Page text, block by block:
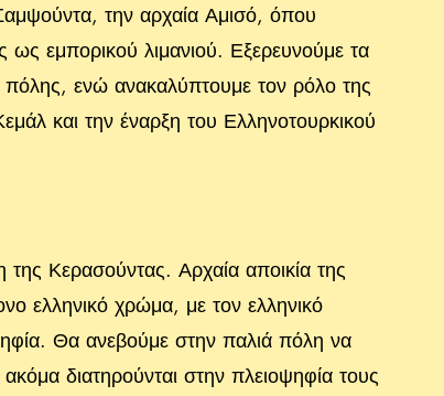
την αρχαία Αμισό, όπου
ως εμπορικού λιμανιού. Εξερευνούμε τα
πόλης, ενώ ανακαλύπτουμε τον ρόλο της
και την έναρξη του Ελληνοτουρκικού
Κερασούντας. Αρχαία αποικία της
ελληνικό χρώμα, με τον ελληνικό
Θα ανεβούμε στην παλιά πόλη να
διατηρούνται στην πλειοψηφία τους